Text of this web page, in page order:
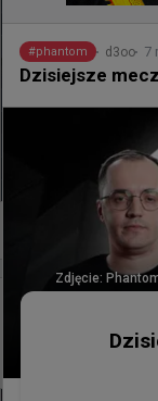
Gizmy na
w historii LAN-
#phantom d3oo 7
Dzisiejsze
Zdjęcie: